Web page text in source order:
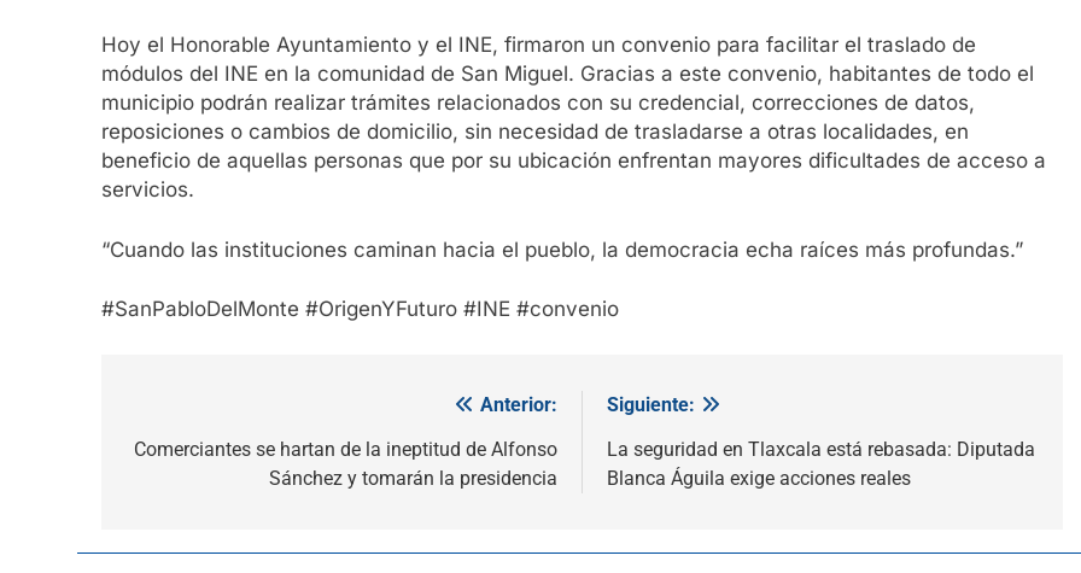
Hoy el Honorable Ayuntamiento y el INE, firmaron un convenio para facilitar el traslado de
módulos del INE en la comunidad de San Miguel. Gracias a este convenio, habitantes de todo el
municipio podrán realizar trámites relacionados con su credencial, correcciones de datos,
reposiciones o cambios de domicilio, sin necesidad de trasladarse a otras localidades, en
beneficio de aquellas personas que por su ubicación enfrentan mayores dificultades de acceso a
servicios.
“Cuando las instituciones caminan hacia el pueblo, la democracia echa raíces más profundas.”
#SanPabloDelMonte #OrigenYFuturo #INE #convenio
de
Anterior:
Comerciantes se hartan de la ineptitud de Alfonso
Sánchez y tomarán la presidencia
Siguiente:
La seguridad en Tlaxcala está rebasada: Diputada
Blanca Águila exige acciones reales